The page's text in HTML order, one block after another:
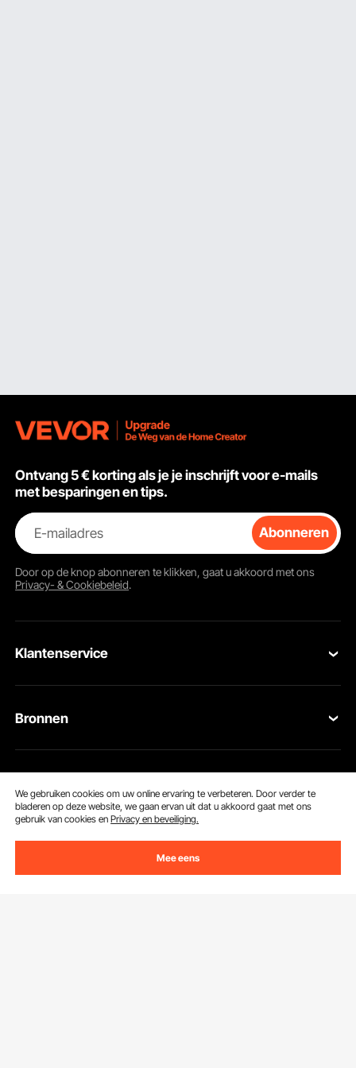
Ontvang 5 € korting als je je inschrijft voor e-mails
met besparingen en tips.
E-mailadres Abonneren
Door op de knopabonneren te klikken, gaat u akkoord met ons
Privacy- & Cookiebeleid.
Klantenservice
Retourneren en vervangingen
Jouw rekening
Verzendtarieven & beleid
Bronnen
Pro-ledenprogramma
Over VEVOR
We gebruiken cookies om uw online ervaring te verbeteren. Door verder te
bladeren op deze website, we gaan ervan uit dat u akkoord gaat met ons
gebruik van cookies enPrivacy en beveiliging.
Mee eens